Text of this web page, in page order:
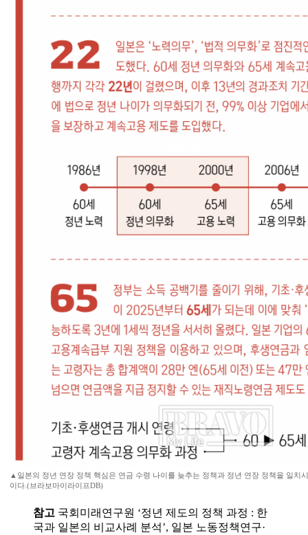
▲일본의 정년 연장 정책 핵심은 연금 수령 나이를 늦추는 정책과 정년 연장 정책을 일치
이다.(브라보마이라이프DB)
참고 국회미래연구원 ‘정년 제도의 정책 과정 : 한
국과 일본의 비교사례 분석’, 일본 노동정책연구·